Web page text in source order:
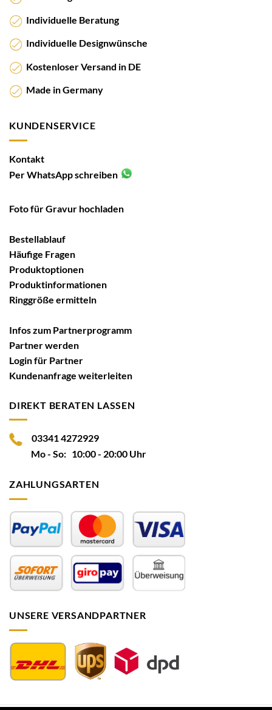
Individuelle Beratung
Individuelle Designwünsche
Kostenloser Versand in DE
Made in Germany
KUNDENSERVICE
Kontakt
Per WhatsApp schreiben
Foto für Gravur hochladen
Bestellablauf
Häufige Fragen
Produktoptionen
Produktinformationen
Ringgröße ermitteln
Infos zum Partnerprogramm
Partner werden
Login für Partner
Kundenanfrage weiterleiten
DIREKT BERATEN LASSEN
03341 4272929
Mo - So: 10:00 - 20:00 Uhr
ZAHLUNGSARTEN
UNSERE VERSANDPARTNER